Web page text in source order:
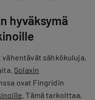
hyväksymä
sähkökuluja,
Solaxin
ovat Fingridin
. Tämä tarkoittaa,